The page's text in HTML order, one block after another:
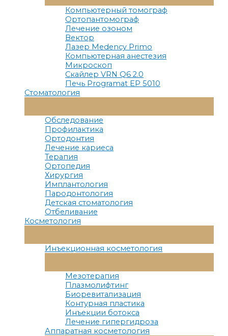
Меню
Компьютерный томограф
Ортопантомограф
Лечение озоном
Вектор
Лазер Medency Primo
Компьютерная анестезия
Микроскоп
Скайлер VRN Q6 2.0
Печь Programat EP 5010
Стоматология
Меню
Обследование
Профилактика
Ортодонтия
Лечение кариеса
Терапия
Ортопедия
Хирургия
Имплантология
Пародонтология
Детская стоматология
Отбеливание
Косметология
Меню
Инъекционная косметология
Меню
Мезотерапия
Плазмолифтинг
Биоревитализация
Контурная пластика
Инъекции ботокса
Лечение гипергидроза
Аппаратная косметология